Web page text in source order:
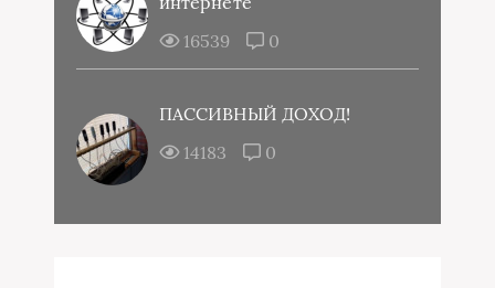
16539
0
ПАССИВНЫЙ ДОХОД!
14183
0